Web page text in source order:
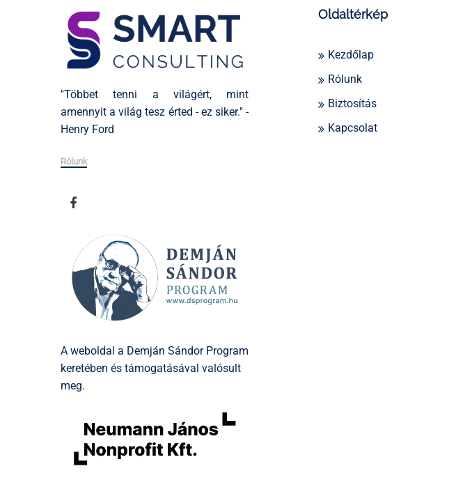
"Többet tenni a világért, mint
amennyit a világ tesz érted - ez siker." -
Henry Ford
Rólunk
A weboldal a Demján Sándor Program
keretében és támogatásával valósult
meg.
Oldaltérkép
Kezdőlap
Rólunk
Biztosítás
Kapcsolat